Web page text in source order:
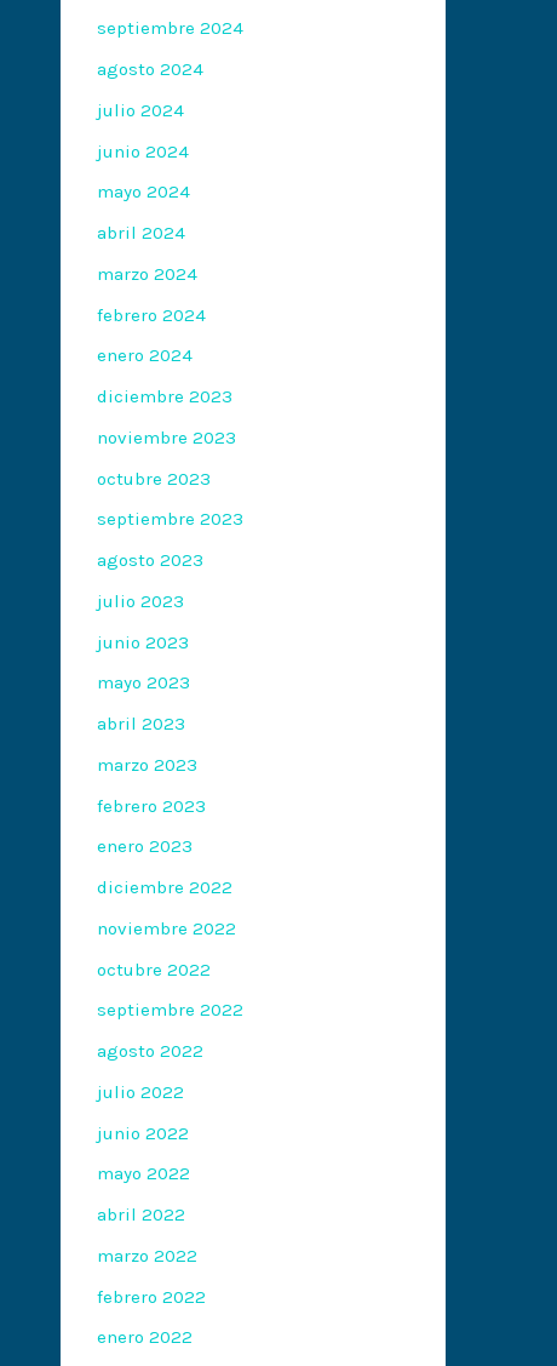
septiembre 2024
agosto 2024
julio 2024
junio 2024
mayo 2024
abril 2024
marzo 2024
febrero 2024
enero 2024
diciembre 2023
noviembre 2023
octubre 2023
septiembre 2023
agosto 2023
julio 2023
junio 2023
mayo 2023
abril 2023
marzo 2023
febrero 2023
enero 2023
diciembre 2022
noviembre 2022
octubre 2022
septiembre 2022
agosto 2022
julio 2022
junio 2022
mayo 2022
abril 2022
marzo 2022
febrero 2022
enero 2022